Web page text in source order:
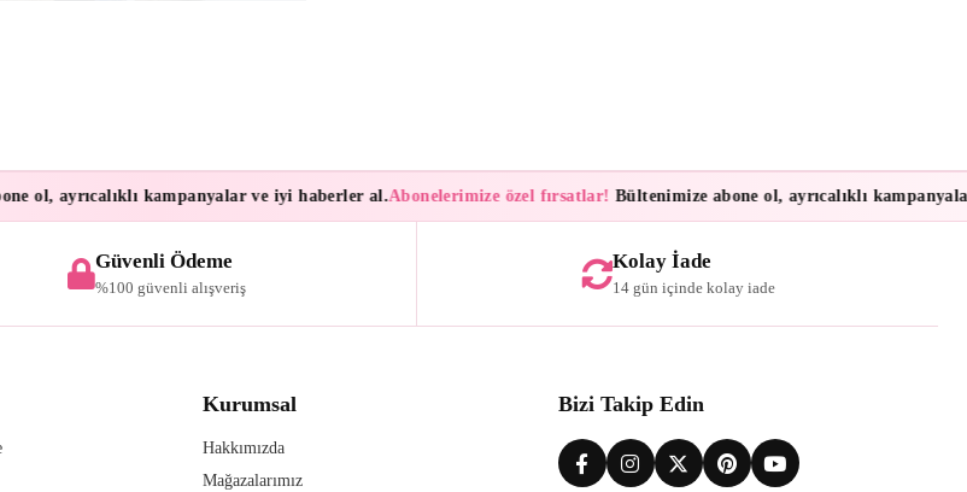
ol, ayrıcalıklı kampanyalar ve iyi haberler al. Abonelerimize özel fırsatlar!Bültenimize abone ol, ayrıcalıklı kampanyalar
Güvenli Ödeme
%100 güvenli alışveriş
Kolay İade
14 gün içinde kolay iade
Kurumsal
Hakkımızda
Mağazalarımız
Bizi Takip Edin